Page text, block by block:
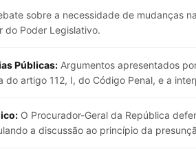
sobre a necessidade de mudanças
do Poder Legislativo.
Públicas: Argumentos apresentados
artigo 112, I, do Código Penal, e a
O Procurador-Geral da República
a discussão ao princípio da